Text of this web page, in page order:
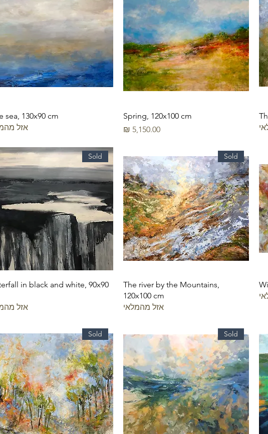
Spring, 120x100 cm
מחיר
sea, 130x90 cm
אזל
Sold
The river by the Mountains,
120x100 cm
אזל מהמלאי
Sold
in black and white, 90x90
אזל
Sold
Sold